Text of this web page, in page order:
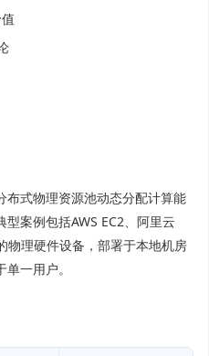
布式物理资源池动态分配计算能
案例包括AWS EC2、阿里云
物理硬件设备，部署于本地机房
一用户。